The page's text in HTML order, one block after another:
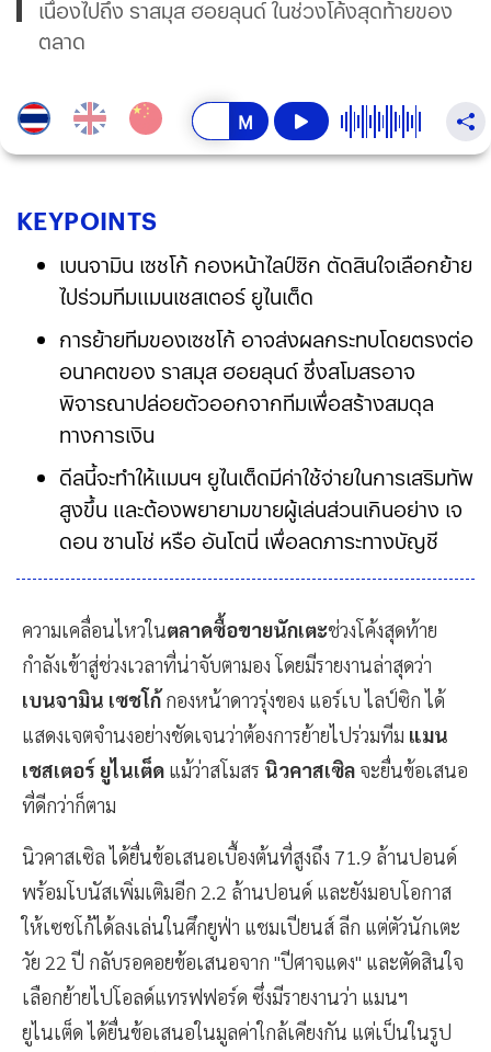
เนื่องไปถึง ราสมุส ฮอยลุนด์ ในช่วงโค้งสุดท้ายของ
ตลาด
KEYPOINTS
เบนจามิน เซชโก้ กองหน้าไลป์ซิก ตัดสินใจเลือกย้าย
ไปร่วมทีมแมนเชสเตอร์ ยูไนเต็ด
การย้ายทีมของเซชโก้ อาจส่งผลกระทบโดยตรงต่อ
อนาคตของ ราสมุส ฮอยลุนด์ ซึ่งสโมสรอาจ
พิจารณาปล่อยตัวออกจากทีมเพื่อสร้างสมดุล
ทางการเงิน
ดีลนี้จะทำให้แมนฯ ยูไนเต็ดมีค่าใช้จ่ายในการเสริมทัพ
สูงขึ้น และต้องพยายามขายผู้เล่นส่วนเกินอย่าง เจ
ดอน ซานโช่ หรือ อันโตนี่ เพื่อลดภาระทางบัญชี
ความเคลื่อนไหวในตลาดซื้อขายนักเตะช่วงโค้งสุดท้าย
กำลังเข้าสู่ช่วงเวลาที่น่าจับตามอง โดยมีรายงานล่าสุดว่า
เบนจามิน เซชโก้กองหน้าดาวรุ่งของ แอร์เบ ไลป์ซิก ได้
แสดงเจตจำนงอย่างชัดเจนว่าต้องการย้ายไปร่วมทีม แมน
เชสเตอร์ ยูไนเต็ด แม้ว่าสโมสร นิวคาสเซิล จะยื่นข้อเสนอ
ที่ดีกว่าก็ตาม
นิวคาสเซิล ได้ยื่นข้อเสนอเบื้องต้นที่สูงถึง 71.9 ล้านปอนด์
พร้อมโบนัสเพิ่มเติมอีก 2.2 ล้านปอนด์ และยังมอบโอกาส
ให้เซชโก้ได้ลงเล่นในศึกยูฟ่า แชมเปียนส์ ลีก แต่ตัวนักเตะ
วัย 22 ปี กลับรอคอยข้อเสนอจาก "ปีศาจแดง" และตัดสินใจ
เลือกย้ายไปโอลด์แทรฟฟอร์ด ซึ่งมีรายงานว่า แมนฯ
ยูไนเต็ด ได้ยื่นข้อเสนอในมูลค่าใกล้เคียงกัน แต่เป็นในรูป